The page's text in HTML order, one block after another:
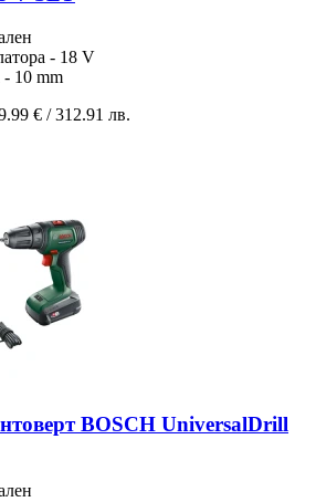
- 18 V
10 mm
€ / 312.91 лв.
BOSCH UniversalDrill